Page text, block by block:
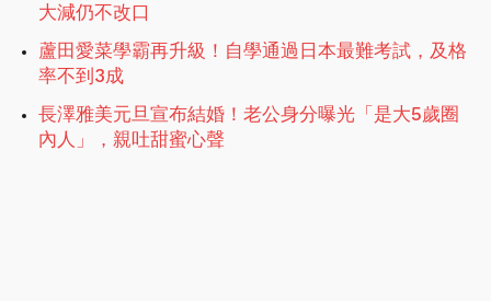
大減仍不改口
蘆田愛菜學霸再升級！自學通過日本最難考試，及格
率不到3成
長澤雅美元旦宣布結婚！老公身分曝光「是大5歲圈
內人」，親吐甜蜜心聲